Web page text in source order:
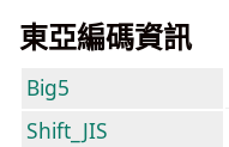
東亞編碼資訊
Big5
Shift_JIS